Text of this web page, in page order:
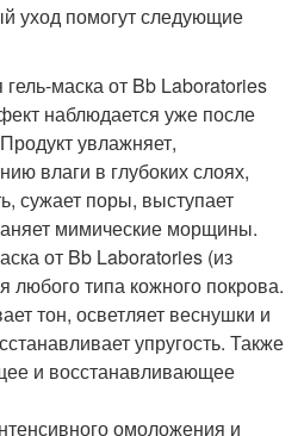
уход помогут следующие
маска от Bb Laboratories
наблюдается уже после
увлажняет,
влаги в глубоких слоях,
сужает поры, выступает
мимические морщины.
от Bb Laboratories (из
любого типа кожного покрова.
тон, осветляет веснушки и
упругость. Также
и восстанавливающее
омоложения и